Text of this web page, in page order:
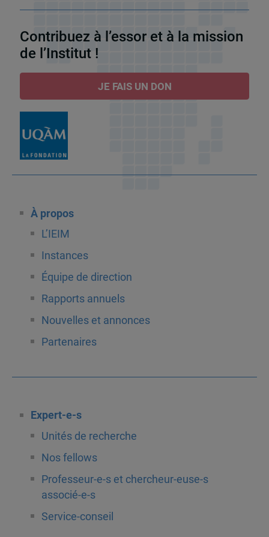
Contribuez à l’essor et à la mission
de l’Institut !
JE FAIS UN DON
À propos
L’IEIM
Instances
Équipe de direction
Rapports annuels
Nouvelles et annonces
Partenaires
Expert-e-s
Unités de recherche
Nos fellows
Professeur-e-s et chercheur-euse-s
associé-e-s
Service-conseil